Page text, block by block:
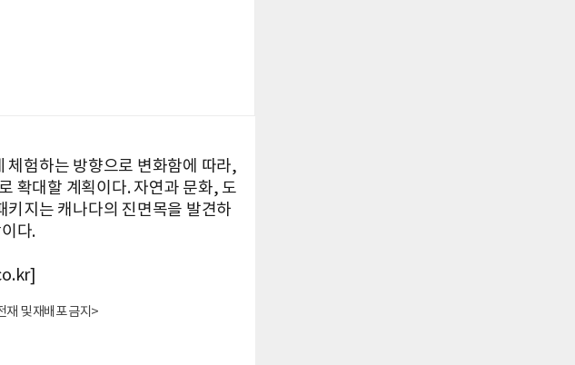
체험하는 방향으로 변화함에 따라,
확대할 계획이다. 자연과 문화, 도
키지는 캐나다의 진면목을 발견하
다.
및 재배포 금지>